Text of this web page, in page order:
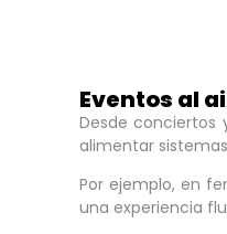
Eventos al
Desde conciertos
alimentar
Por ejemplo, en
una experiencia